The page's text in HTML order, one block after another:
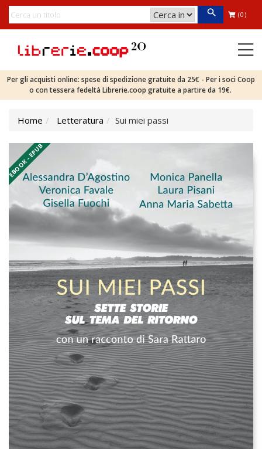
(0)
Per gli acquisti online: spese di spedizione gratuite da 25€ - Per i soci Coop
o con tessera fedeltà Librerie.coop gratuite a partire da 19€.
Home Letteratura Sui miei passi
EBOOK - EPUB